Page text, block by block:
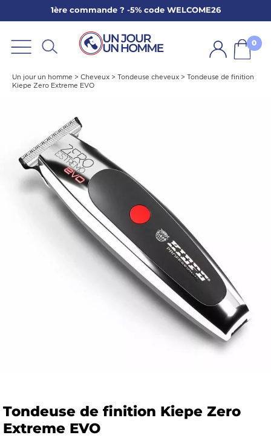
1ère commande ? -5% code WELCOME26
0
LA BARBE
Un jour un homme > Cheveux > Tondeuse cheveux > Tondeuse de finition
Kiepe Zero Extreme EVO
Tondeuse de finition Kiepe Zero
Extreme EVO